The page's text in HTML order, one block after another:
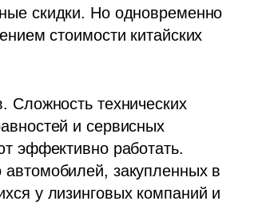
скидки. Но одновременно
стоимости китайских
Сложность технических
и сервисных
эффективно работать.
закупленных в
у лизинговых компаний и